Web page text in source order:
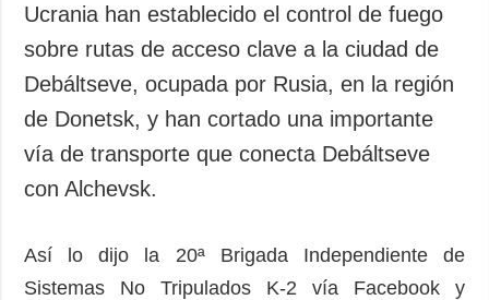
Ucrania han establecido el control de fuego
sobre rutas de acceso clave a la ciudad de
Debáltseve, ocupada por Rusia, en la región
de Donetsk, y han cortado una importante
vía de transporte que conecta Debáltseve
con Alchevsk.
Así lo dijo la 20ª Brigada Independiente de
Sistemas No Tripulados K-2 vía Facebook y